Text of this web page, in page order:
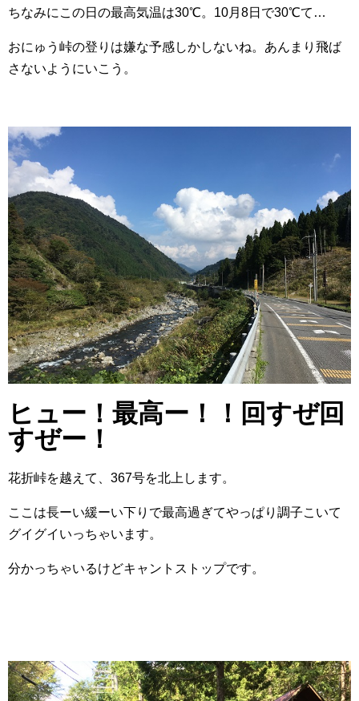
ちなみにこの日の最高気温は30℃。10月8日で30℃て…
おにゅう峠の登りは嫌な予感しかしないね。あんまり飛ば
さないようにいこう。
ヒュー！最高ー！！回すぜ回
すぜー！
花折峠を越えて、367号を北上します。
ここは長ーい緩ーい下りで最高過ぎてやっぱり調子こいて
グイグイいっちゃいます。
分かっちゃいるけどキャントストップです。